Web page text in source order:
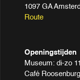
1097 GA
Route
Openingstijden
Museum: di-zo
Café